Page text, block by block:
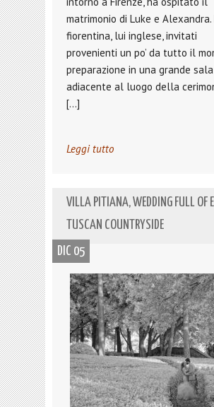
matrimonio di Luke e Alexandra.
fiorentina, lui inglese, invitati
provenienti un po’ da tutto il
preparazione in una grande sala
adiacente al luogo della
[…]
Leggi tutto
VILLA PITIANA, WEDDING FULL OF
TUSCAN COUNTRYSIDE
DIC 05